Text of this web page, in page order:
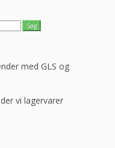
med GLS og
vi lagervarer